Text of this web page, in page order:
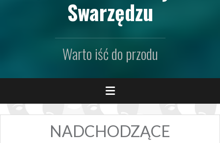
Swarzędzu
Warto iść do przodu
NADCHODZĄCE